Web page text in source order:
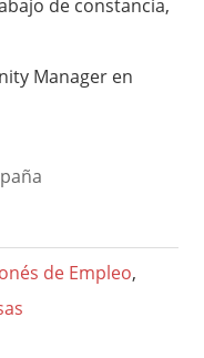
de constancia,
Manager en
de Empleo,